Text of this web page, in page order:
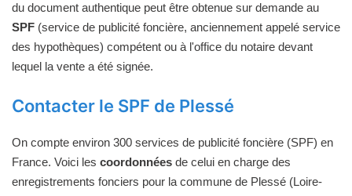
du document authentique peut être obtenue sur demande au
SPF (service de publicité foncière, anciennement appelé service
des hypothèques) compétent ou à l'office du notaire devant
lequel la vente a été signée.
Contacter le SPF de Plessé
On compte environ 300 services de publicité foncière (SPF) en
France. Voici les coordonnées de celui en charge des
enregistrements fonciers pour la commune de Plessé (Loire-